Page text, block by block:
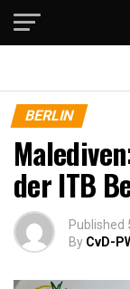
BERLIN
der ITB
Published
By CvD-